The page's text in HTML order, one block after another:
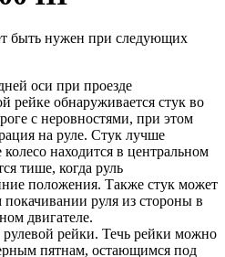
быть нужен при следующих
оси при проезде
рейке обнаруживается стук во
с неровностями, при этом
на руле. Стук лучше
находится в центральном
тише, когда руль
положения. Также стук может
покачивании руля из стороны в
двигателе.
рейки. Течь рейки можно
пятнам, остающимся под